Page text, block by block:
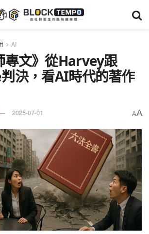
AI
專文》從Harvey跟
決，看AI時代的著作
2025-07-01 AA